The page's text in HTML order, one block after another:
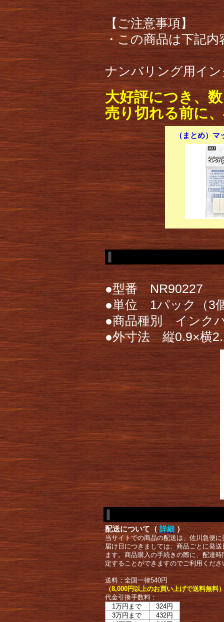
【ご注意事項】
・この商品は下記
ナンバリング用イ
大好評につき、
売り切れる前に
（まとめ）
●型番 NR90227
●単位 1パック（3
●商品種別 インク
●外寸法 縦0.9×横
配送について（ 詳細 ）
当サイトでの商品の配送は、佐川急便
届け日につきましては、商品ごとに発
ます。商品購入の手続きの際に、配達
定することができますのでご利用くださ
送料：全国一律540円
（8,000円以上のお買い上げで送料無料
代金引換手数料：
1万円まで
324円
3万円まで
432円